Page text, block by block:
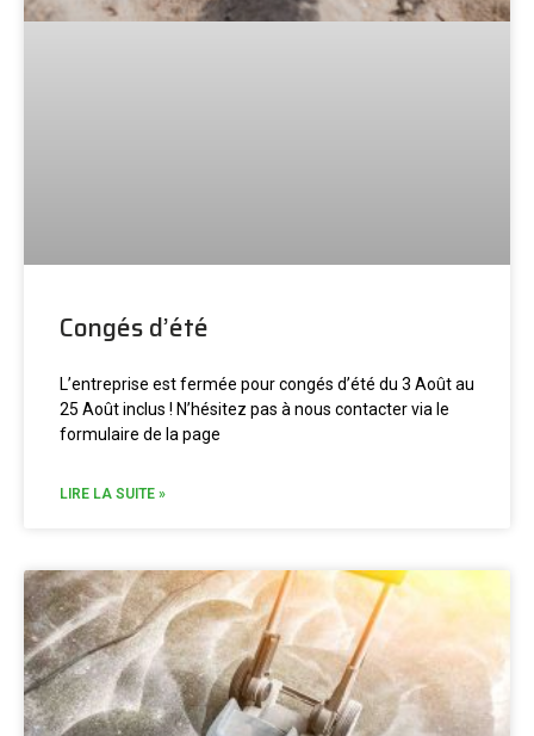
Congés d’été
L’entreprise est fermée pour congés d’été du 3 Août au
25 Août inclus ! N’hésitez pas à nous contacter via le
formulaire de la page
LIRE LA SUITE »